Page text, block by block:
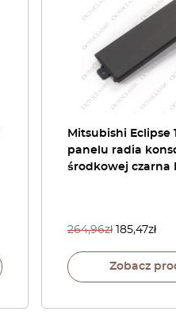
Mitsubishi Eclipse
panelu radia
środkowej czarna
264,96zł 185,47zł
Zobacz